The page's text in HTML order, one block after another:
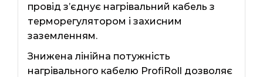
провід з’єднує нагрівальний кабель з
терморегулятором і захисним
заземленням.
Знижена лінійна потужність
нагрівального кабелю ProfiRoll дозволяє